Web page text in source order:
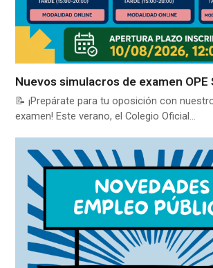
Nuevos simulacros de examen OPE
📝 ¡Prepárate para tu oposición con
examen! Este verano, el Colegio Oficial…